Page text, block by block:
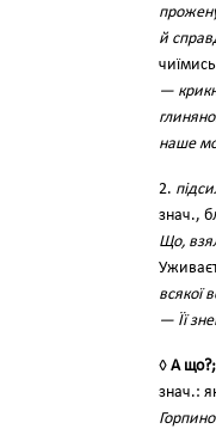
й
—
наше
2.
знач.,
Що,
всякої
— Її
◊ А
знач.: